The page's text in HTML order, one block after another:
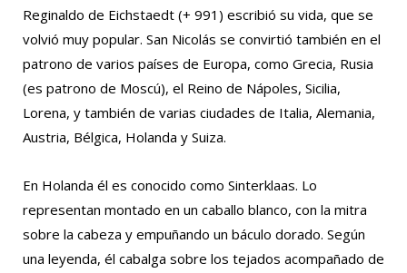
Reginaldo de Eichstaedt (+ 991) escribió su vida, que se
volvió muy popular. San Nicolás se convirtió también en el
patrono de varios países de Europa, como Grecia, Rusia
(es patrono de Moscú), el Reino de Nápoles, Sicilia,
Lorena, y también de varias ciudades de Italia, Alemania,
Austria, Bélgica, Holanda y Suiza.
En Holanda él es conocido como Sinterklaas. Lo
representan montado en un caballo blanco, con la mitra
sobre la cabeza y empuñando un báculo dorado. Según
una leyenda, él cabalga sobre los tejados acompañado de